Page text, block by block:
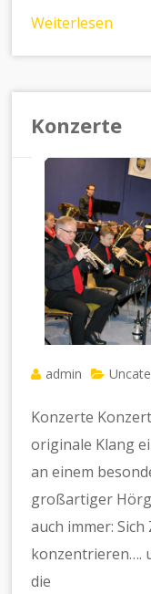
Weiterlesen
Konzerte
admin
Konzerte
originale Klang
an einem
großartiger
auch immer:
konzentrieren….
die